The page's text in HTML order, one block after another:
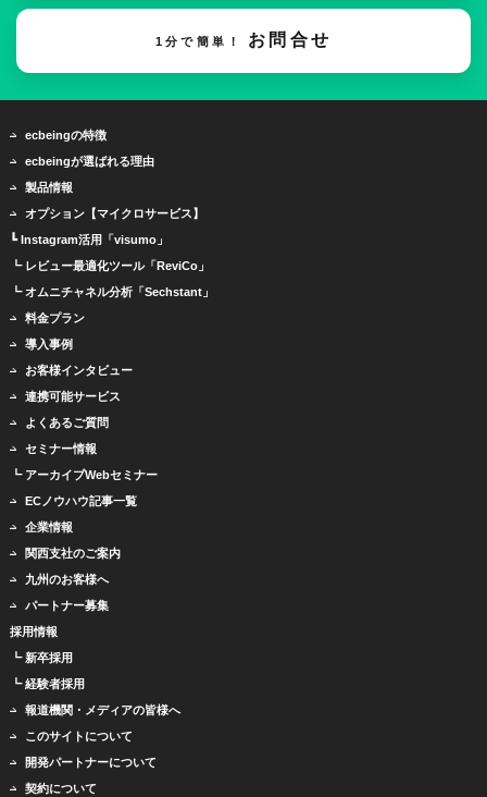
1分で簡単！ お問合せ
ecbeingの特徴
ecbeingが選ばれる理由
製品情報
オプション【マイクロサービス】
┗ Instagram活用「visumo」
┗ レビュー最適化ツール「ReviCo」
┗ オムニチャネル分析「Sechstant」
料金プラン
導入事例
お客様インタビュー
連携可能サービス
よくあるご質問
セミナー情報
┗ アーカイブWebセミナー
ECノウハウ記事一覧
企業情報
関西支社のご案内
九州のお客様へ
パートナー募集
採用情報
┗ 新卒採用
┗ 経験者採用
報道機関・メディアの皆様へ
このサイトについて
開発パートナーについて
契約について